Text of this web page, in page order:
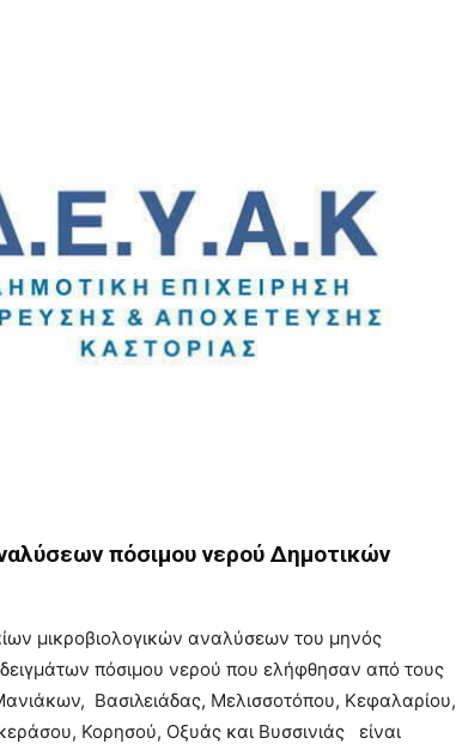
πόσιμου νερού Δημοτικών
μικροβιολογικών αναλύσεων του μηνός
πόσιμου νερού που ελήφθησαν από τους
Βασιλειάδας, Μελισσοτόπου, Κεφαλαρίου,
Κορησού, Οξυάς και Βυσσινιάς είναι